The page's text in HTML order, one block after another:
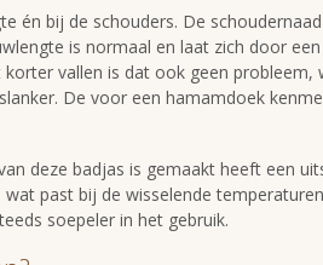
én bij de schouders. De
is normaal en laat zich door
vallen is dat ook geen probleem,
De voor een hamamdoek
deze badjas is gemaakt heeft een
past bij de wisselende
soepeler in het gebruik.